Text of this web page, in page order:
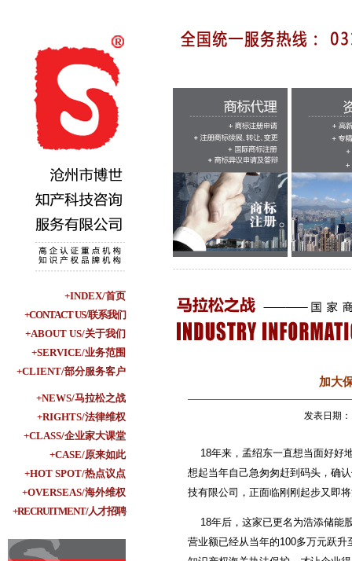
+INDEX/首页
+CONTACT US/联系我们
+ABOUT US/关于我们
+SERVICE/业务范围
+CLIENT/部分服务客户
+NEWS/马拉松之战
+RIGHTS/法律维权
+CLASS/企业家大课堂
+CASE/原来如此
+HOT SPOT/热点议点
+OVERSEAS/海外维权
+RECRUITMENT/人才招聘
加大
发表日期
18年来，孟绍东一直想当面好好
想起当年自己急匆匆赶到码头，确
技有限公司，正面临刚刚起步又即
18年后，这家已更名为浩添储能
营业额已经从当年的100多万元跃